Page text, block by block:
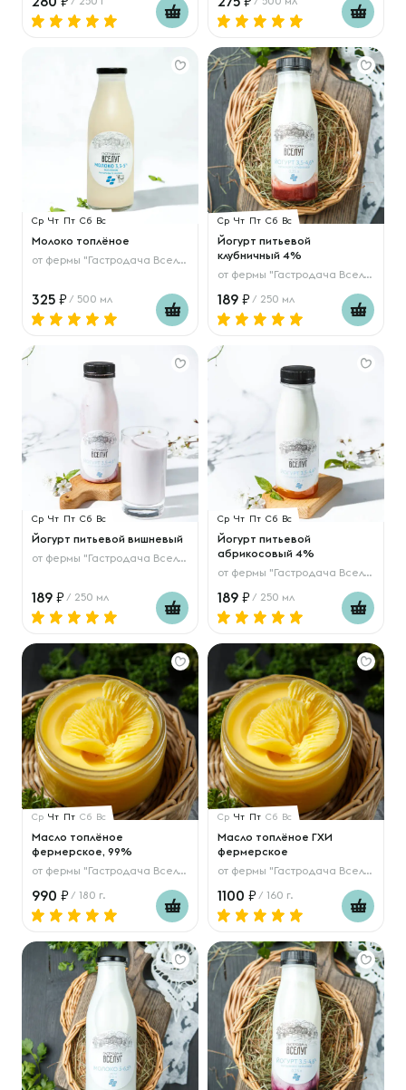
Ср Чт Пт Сб Вс
Молоко топлёное
от фермы "Гастродача Вселуг"
325 / 500 мл
Ср Чт Пт Сб Вс
Йогурт питьевой
клубничный 4%
от фермы "Гастродача Вселуг"
189 / 250 мл
Ср Чт Пт Сб Вс
Йогурт питьевой вишневый
от фермы "Гастродача Вселуг"
189 / 250 мл
Ср Чт Пт Сб Вс
Йогурт питьевой
абрикосовый 4%
от фермы "Гастродача Вселуг"
189 / 250 мл
Ср Чт Пт Сб Вс
Масло топлёное
фермерское, 99%
от фермы "Гастродача Вселуг"
990 / 180 г.
Ср Чт Пт Сб Вс
Масло топлёное ГХИ
фермерское
от фермы "Гастродача Вселуг"
1100 / 160 г.